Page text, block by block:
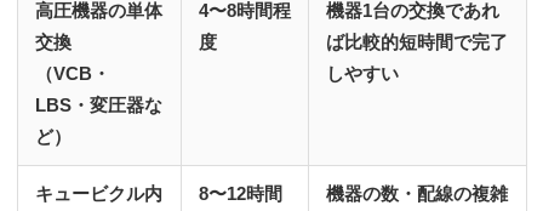
高圧機器の単体
交換
（VCB・
LBS・変圧器な
ど）
4〜8時間程
度
機器1台の交換であれ
ば比較的短時間で完了
しやすい
キュービクル内
8〜12時間
機器の数・配線の複雑